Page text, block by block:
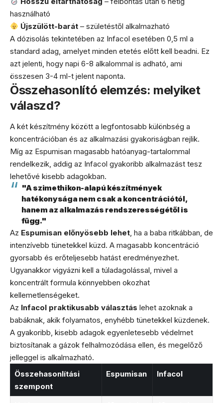
használható
Újszülött-barát – születéstől alkalmazható
A dózisolás tekintetében az Infacol esetében 0,5 ml a
standard adag, amelyet minden etetés előtt kell beadni. Ez
azt jelenti, hogy napi 6-8 alkalommal is adható, ami
összesen 3-4 ml-t jelent naponta.
Összehasonlító elemzés: melyiket
válaszd?
A két készítmény között a legfontosabb különbség a
koncentrációban és az alkalmazási gyakoriságban rejlik.
Míg az Espumisan magasabb hatóanyag-tartalommal
rendelkezik, addig az Infacol gyakoribb alkalmazást tesz
lehetővé kisebb adagokban.
"A szimethikon-alapú készítmények
hatékonysága nem csak a koncentrációtól,
hanem az alkalmazás rendszerességétől is
függ."
Az Espumisan előnyösebb lehet, ha a baba ritkábban, de
intenzívebb tünetekkel küzd. A magasabb koncentráció
gyorsabb és erőteljesebb hatást eredményezhet.
Ugyanakkor vigyázni kell a túladagolással, mivel a
koncentrált formula könnyebben okozhat
kellemetlenségeket.
Az Infacol praktikusabb választás lehet azoknak a
babáknak, akik folyamatos, enyhébb tünetekkel küzdenek.
A gyakoribb, kisebb adagok egyenletesebb védelmet
biztosítanak a gázok felhalmozódása ellen, és megelőző
jelleggel is alkalmazható.
Összehasonlítási
szempont
Espumisan Infacol